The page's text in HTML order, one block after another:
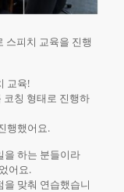
스피치 교육을 진행
교육!
코칭 형태로 진행하
행했어요.​
을 하는 분들이라
어요.
맞춰 연습했습니